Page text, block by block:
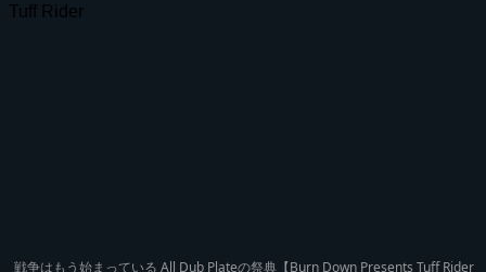
Tuff Rider
戦争はもう始まっている All Dub Plateの祭典【Burn Down Presents Tuff Rider